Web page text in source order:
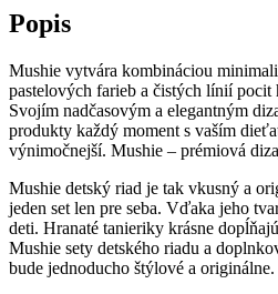
Popis
Mushie vytvára kombináciou
pastelových farieb a čistých línií pocit
Svojím nadčasovým a elegantným
produkty každý moment s vaším
výnimočnejší. Mushie – prémiová
Mushie detský riad je tak vkusný a
jeden set len pre seba. Vďaka jeho
deti. Hranaté tanieriky krásne
Mushie sety detského riadu a
bude jednoducho štýlové a originálne.